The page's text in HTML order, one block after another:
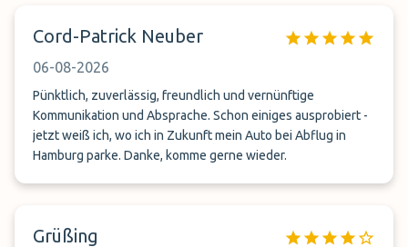
Cord-Patrick Neuber
06-08-2026
Pünktlich, zuverlässig, freundlich und vernünftige
Kommunikation und Absprache. Schon einiges ausprobiert -
jetzt weiß ich, wo ich in Zukunft mein Auto bei Abflug in
Hamburg parke. Danke, komme gerne wieder.
Grüßing